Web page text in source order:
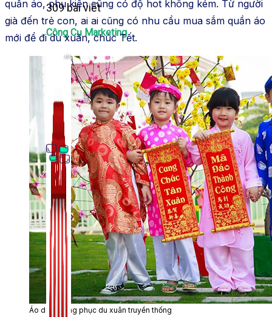
309 bài viết
Công Cụ Marketing
1,066 bài viết
Thủ Thuật Facebook
536 bài viết
quần áo, phụ kiện cũng có độ hot không kém. Từ người
già đến trẻ con, ai ai cũng có nhu cầu mua sắm quần áo
mới để đi du xuân, chúc Tết.
Áo dài – trang phục du xuân truyền thống